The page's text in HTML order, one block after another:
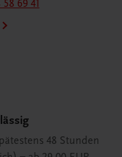
69 41
48 Stunden